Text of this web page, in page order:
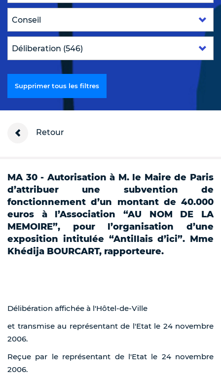
Supprimer tous les filtres
Retour
MA 30 - Autorisation à M. le Maire de Paris
d’attribuer une subvention de
fonctionnement d’un montant de 40.000
euros à l’Association “AU NOM DE LA
MEMOIRE”, pour l’organisation d’une
exposition intitulée “Antillais d’ici”. Mme
Khédija BOURCART, rapporteure.
Délibération affichée à l'Hôtel-de-Ville
et transmise au représentant de l'Etat le 24 novembre
2006.
Reçue par le représentant de l'Etat le 24 novembre
2006.